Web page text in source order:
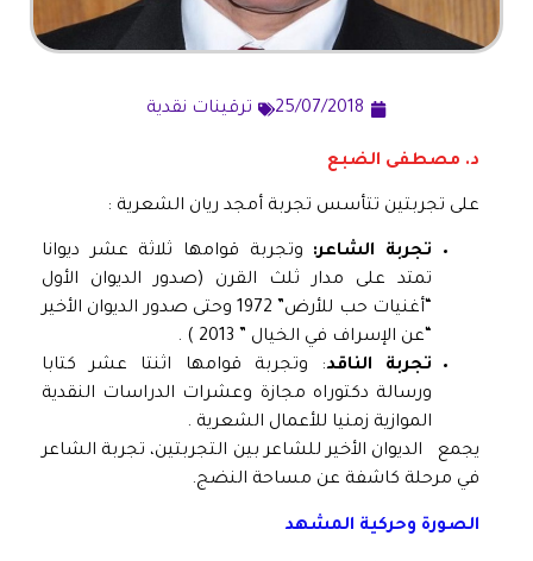
25/07/2018 ترقينات نقدية
د. مصطفى الضبع
على تجربتين تتأسس تجربة أمجد ريان الشعرية :
تجربة الشاعر: وتجربة قوامها ثلاثة عشر ديوانا
تمتد على مدار ثلث القرن (صدور الديوان الأول
“أغنيات حب للأرض” 1972 وحتى صدور الديوان الأخير
“عن الإسراف في الخيال ” 2013 ) .
تجربة الناقد: وتجربة قوامها اثنتا عشر كتابا
ورسالة دكتوراه مجازة وعشرات الدراسات النقدية
الموازية زمنيا للأعمال الشعرية .
يجمع الديوان الأخير للشاعر بين التجربتين، تجربة الشاعر
في مرحلة كاشفة عن مساحة النضج.
الصورة وحركية المشهد